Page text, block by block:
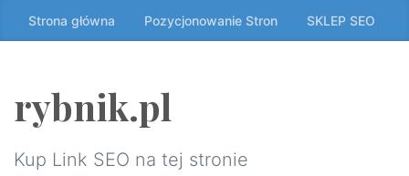
Przeskocz
do
Strona główna Pozycjonowanie Stron SKLEP SEO
rybnik.pl
Kup Link SEO na tej stronie